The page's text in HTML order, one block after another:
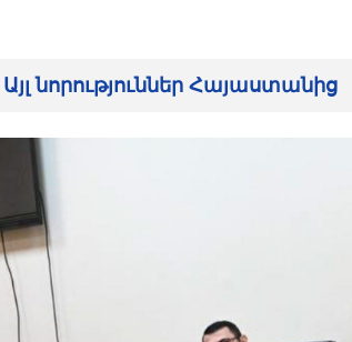
Այլ նորություններ Հայաստանից